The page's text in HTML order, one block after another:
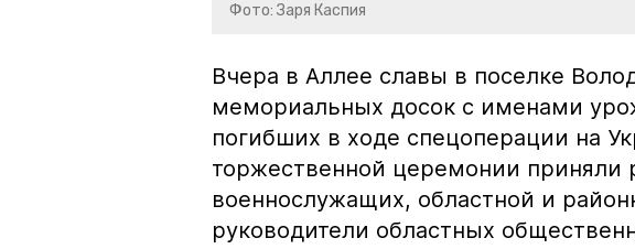
Фото: Заря Каспия
Вчера в Аллее славы в поселке
мемориальных досок с именами
погибших в ходе спецоперации на
торжественной церемонии приняли
военнослужащих, областной и
руководители областных